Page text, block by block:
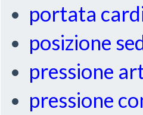
portata
posizione
pressione
pressione